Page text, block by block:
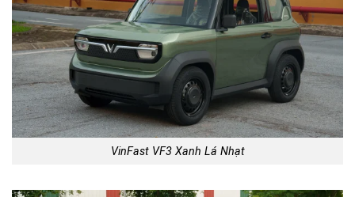
VinFast VF3 Xanh Lá Nhạt